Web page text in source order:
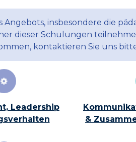
Angebots, insbesondere die
dieser Schulungen
kontaktieren Sie uns
Leadership
&